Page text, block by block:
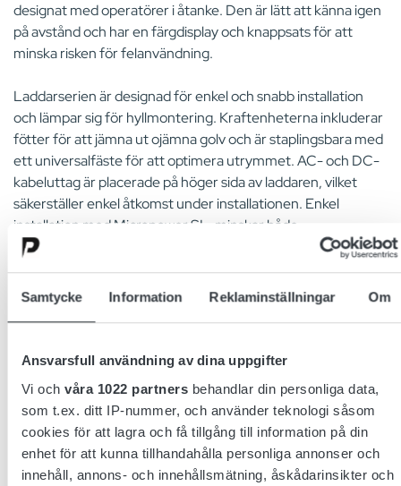
Samtycke Information Reklaminställningar Om
Ansvarsfull användning av dina uppgifter
Vi och våra 1022 partnersbehandlar din personliga data,
som t.ex. ditt IP-nummer, och använder teknologi såsom
cookies för att lagra och få tillgång till information på din
enhet för att kunna tillhandahålla personliga annonser och
innehåll, annons- och innehållsmätning, åskådarinsikter och
designat med operatörer i åtanke. Den är lätt att känna igen
på avstånd och har en färgdisplay och knappsats för att
minska risken för felanvändning.
Laddarserien är designad för enkel och snabb installation
och lämpar sig för hyllmontering. Kraftenheterna inkluderar
fötter för att jämna ut ojämna golv och är staplingsbara med
ett universalfäste för att optimera utrymmet. AC- och DC-
kabeluttag är placerade på höger sida av laddaren, vilket
säkerställer enkel åtkomst under installationen. Enkel
installation med Micropower SL, minskar både
installationsstopp och totalkostnad.
Konfigurationen av Micropower SL underlättas av GET-
appen, som ansluter via Bluetooth. Genom appen kan
konfigurationer mellan enheter.
SL130 Models
Sort models based on your needs